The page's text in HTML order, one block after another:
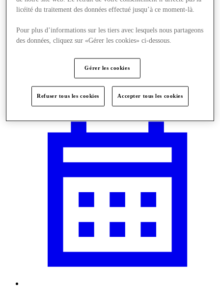
Offres
licéité du traitement des données effectué jusqu’à ce moment-là.
Pour plus d’informations sur les tiers avec lesquels nous partageons
des données, cliquez sur «Gérer les cookies» ci-dessous.
Gérer les cookies
Refuser tous les cookies Accepter tous les cookies